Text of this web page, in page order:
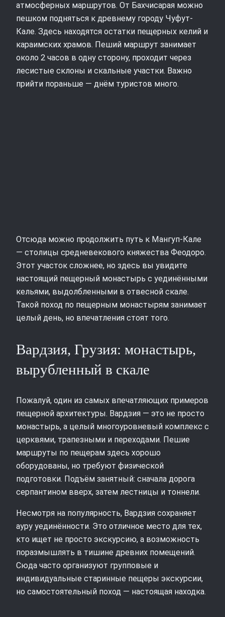
атмосферных маршрутов. От Бахчисарая можно
пешком подняться к древнему городу Чуфут-
Кале. Здесь находятся остатки пещерных келий и
караимских храмов. Пеший маршрут занимает
около 2 часов в одну сторону, проходит через
лесистые склоны и скальные участки. Важно
прийти пораньше — днём туристов много.
Отсюда можно продолжить путь к Мангуп-Кале
— столицы средневекового княжества Феодоро.
Этот участок сложнее, но здесь вы увидите
настоящий пещерный монастырь с уединёнными
кельями, выдолбленными в отвесной скале.
Такой поход по пещерным монастырям занимает
целый день, но впечатления стоят того.
Вардзия, Грузия: монастырь,
вырубленный в скале
Пожалуй, один из самых впечатляющих примеров
пещерной архитектуры. Вардзия — это не просто
монастырь, а целый многоуровневый комплекс с
церквями, трапезными и переходами. Пешие
маршруты по пещерам здесь хорошо
оборудованы, но требуют физической
подготовки. Подъём занятный: сначала дорога
серпантином вверх, затем лестницы и тоннели.
Несмотря на популярность, Вардзия сохраняет
ауру уединённости. Это отличное место для тех,
кто ищет не просто экскурсию, а возможность
поразмышлять в тишине древних помещений.
Сюда часто организуют групповые и
индивидуальные старинные пещеры экскурсии,
но самостоятельный поход — настоящая находка.